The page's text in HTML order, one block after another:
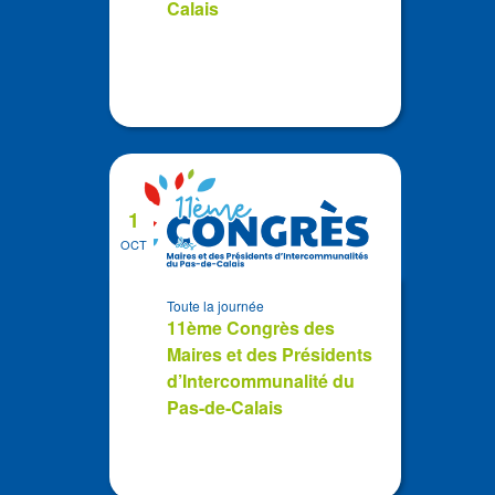
Calais
OCT
1
11ème Congrès des
Maires et des Présidents
d’Intercommunalité du
Pas-de-Calais
Toute la journée